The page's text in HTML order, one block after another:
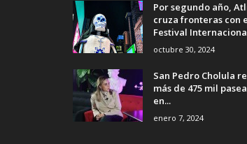
Por segundo año,
cruza fronteras con
Festival
octubre 30, 2024
San Pedro Cholula
más de 475 mil
en...
enero 7, 2024